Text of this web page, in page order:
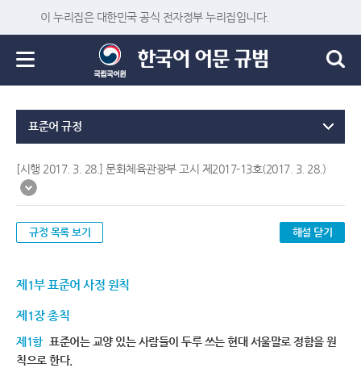
이 누리집은 대한민국 공식 전자정부 누리집입니다.
표준어 규정
[시행 2017. 3. 28.] 문화체육관광부 고시 제2017-13호(2017. 3. 28.)
규정 목록 보기 해설 닫기
제1부 표준어 사정 원칙
제1장 총칙
제1항 표준어는 교양 있는 사람들이 두루 쓰는 현대 서울말로 정함을 원
칙으로 한다.